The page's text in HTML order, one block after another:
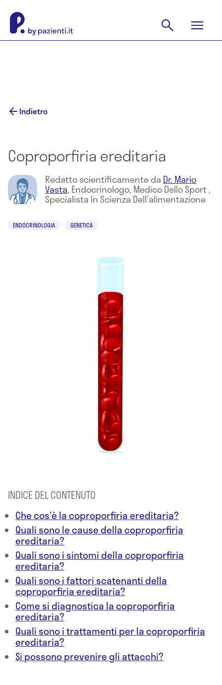
Indietro
Coproporfiria ereditaria
Redatto scientificamente da Dr. Mario
Vasta, Endocrinologo, Medico Dello Sport ,
Specialista In Scienza Dell'alimentazione
ENDOCRINOLOGIA GENETICA
INDICE DEL CONTENUTO
Che cos'è la coproporfiria ereditaria?
Quali sono le cause della coproporfiria
ereditaria?
Quali sono i sintomi della coproporfiria
ereditaria?
Quali sono i fattori scatenanti della
coproporfiria ereditaria?
Come si diagnostica la coproporfiria
ereditaria?
Quali sono i trattamenti per la coproporfiria
ereditaria?
Si possono prevenire gli attacchi?